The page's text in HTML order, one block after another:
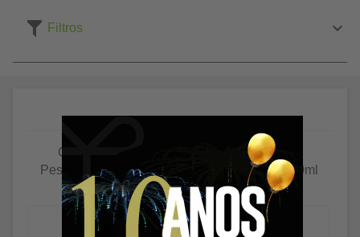
Filtros
Cachaça Velho
Pescador ouro 750ml
Cachaça Velho
Pescador prata 750ml